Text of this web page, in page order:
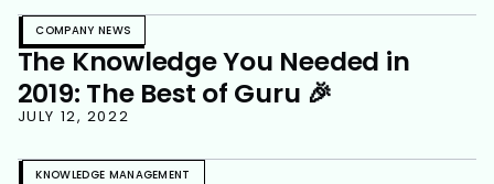
COMPANY NEWS
The Knowledge You Needed in
2019: The Best of Guru 🎉
JULY 12, 2022
KNOWLEDGE MANAGEMENT